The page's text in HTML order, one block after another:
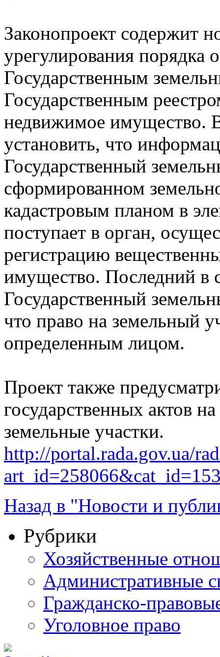
Законопроект содержит
урегулирования
Государственным
Государственным
недвижимое имущество. В
установить, что
Государственный
сформированном
кадастровым планом в
поступает в орган,
регистрацию
имущество. Последний в
Государственный
что право на земельный
определенным лицом.
Проект также
государственных актов
земельные участки.
http://portal.rada.gov.ua/
Назад в "Новости и
Рубрики
Хозяйственные
Административные
Гражданско-
Уголовное право